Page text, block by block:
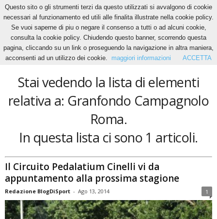
Home Tags Granfondo Campagnolo Roma
Granfondo Campagnolo Roma
Stai vedendo la lista di elementi
relativa a: Granfondo Campagnolo
Roma.
In questa lista ci sono 1 articoli.
Il Circuito Pedalatium Cinelli vi da
appuntamento alla prossima stagione
Redazione BlogDiSport - Ago 13, 2014 1
Questo sito o gli strumenti terzi da questo utilizzati si avvalgono di cookie
necessari al funzionamento ed utili alle finalita illustrate nella cookie policy.
Se vuoi saperne di piu o negare il consenso a tutti o ad alcuni cookie,
consulta la cookie policy. Chiudendo questo banner, scorrendo questa
pagina, cliccando su un link o proseguendo la navigazione in altra maniera,
acconsenti ad un utilizzo dei cookie.
maggiori informazioni ACCETTA